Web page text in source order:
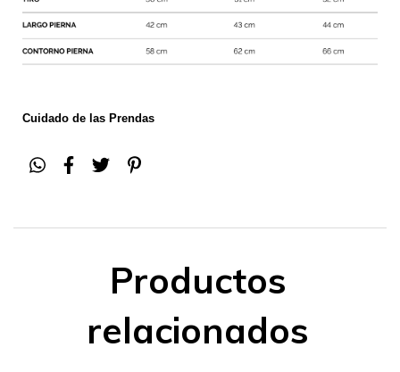
Cuidado de las Prendas
Productos
relacionados